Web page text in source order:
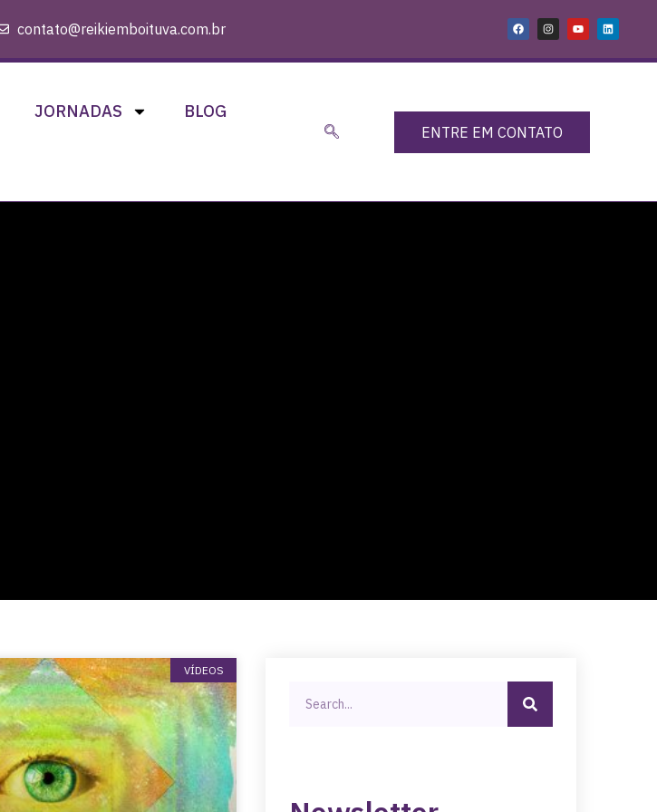
contato@reikiemboituva.com.br
JORNADAS
BLOG
ENTRE EM CONTATO
VÍDEOS